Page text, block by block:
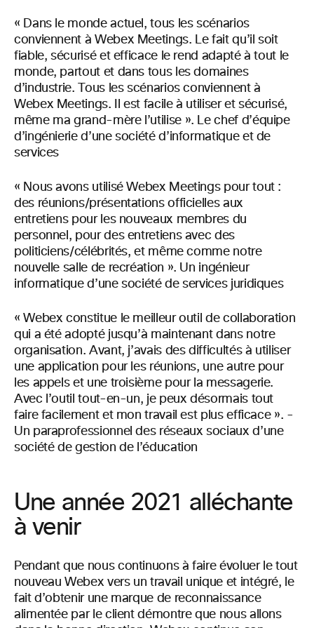
« Dans le monde actuel, tous les scénarios
conviennent à Webex Meetings. Le fait qu’il soit
fiable, sécurisé et efficace le rend adapté à tout le
monde, partout et dans tous les domaines
d’industrie. Tous les scénarios conviennent à
Webex Meetings. Il est facile à utiliser et sécurisé,
même ma grand-mère l’utilise ». Le chef d’équipe
d’ingénierie d’une société d’informatique et de
services
« Nous avons utilisé Webex Meetings pour tout :
des réunions/présentations officielles aux
entretiens pour les nouveaux membres du
personnel, pour des entretiens avec des
politiciens/célébrités, et même comme notre
nouvelle salle de recréation ». Un ingénieur
informatique d’une société de services juridiques
« Webex constitue le meilleur outil de collaboration
qui a été adopté jusqu’à maintenant dans notre
organisation. Avant, j’avais des difficultés à utiliser
une application pour les réunions, une autre pour
les appels et une troisième pour la messagerie.
Avec l’outil tout-en-un, je peux désormais tout
faire facilement et mon travail est plus efficace ». -
Un paraprofessionnel des réseaux sociaux d’une
société de gestion de l’éducation
Une année 2021 alléchante
à venir
Pendant que nous continuons à faire évoluer le tout
nouveau Webex vers un travail unique et intégré, le
fait d’obtenir une marque de reconnaissance
alimentée par le client démontre que nous allons